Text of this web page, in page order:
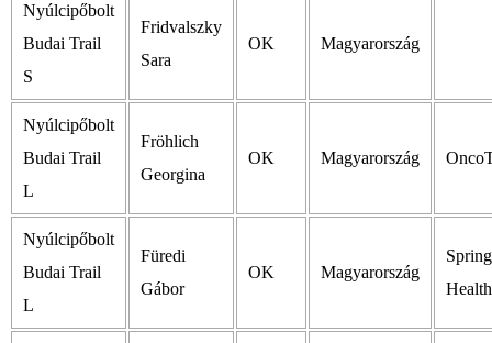
Nyúlcipőbolt
Budai Trail
S
Fridvalszky
Sara
OK Magyarország
Nyúlcipőbolt
Budai Trail
L
Fröhlich
Georgina
OK Magyarország
Nyúlcipőbolt
Budai Trail
L
Füredi
Gábor
OK Magyarország